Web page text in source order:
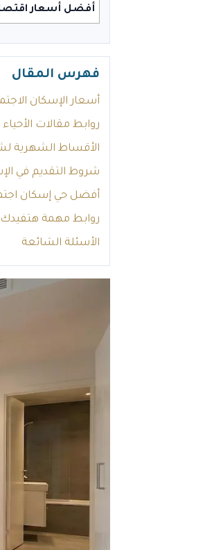
أفضل أسعار
فهرس المقال
أسعار الإسكان الاجتماعي 90 متر
روابط مقالات الأحياء
الأقساط الشهرية لشقق
شروط التقديم في
أفضل حي إسكان
روابط مهمة هتفيدك
الأسئلة الشائعة